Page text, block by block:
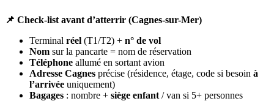
📌 Check-list avant d’atterrir (Cagnes-sur-Mer)
Terminal réel (T1/T2) + n° de vol
Nom sur la pancarte = nom de réservation
Téléphone allumé en sortant avion
Adresse Cagnes précise (résidence, étage, code si besoin à
l’arrivée uniquement)
Bagages : nombre + siège enfant / van si 5+ personnes